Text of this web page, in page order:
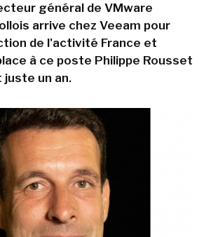
général de VMware
arrive chez Veeam pour
de l'activité France et
à ce poste Philippe Rousset
juste un an.